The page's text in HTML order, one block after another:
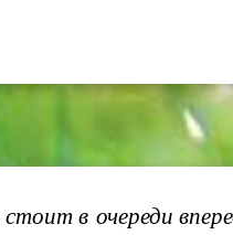
в очереди